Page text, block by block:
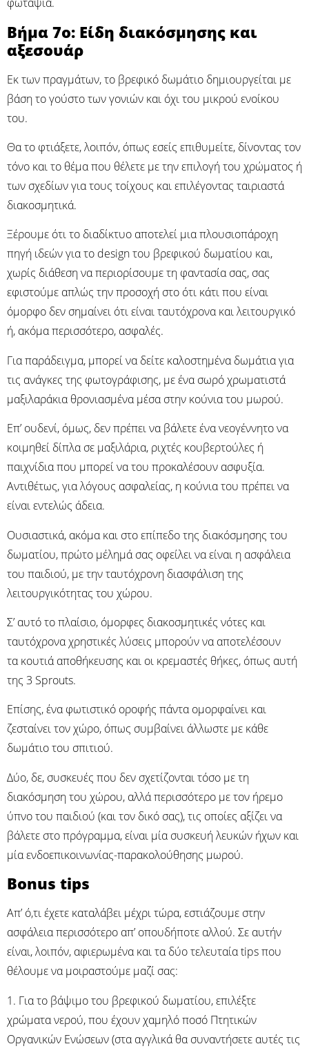
Βήμα 7ο: Είδη διακόσμησης και
αξεσουάρ
Εκ των πραγμάτων, το βρεφικό δωμάτιο δημιουργείται με
βάση το γούστο των γονιών και όχι του μικρού ενοίκου
του.
Θα το φτιάξετε, λοιπόν, όπως εσείς επιθυμείτε, δίνοντας τον
τόνο και το θέμα που θέλετε με την επιλογή του χρώματος ή
των σχεδίων για τους τοίχους και επιλέγοντας ταιριαστά
διακοσμητικά.
Ξέρουμε ότι το διαδίκτυο αποτελεί μια πλουσιοπάροχη
πηγή ιδεών για το design του βρεφικού δωματίου και,
χωρίς διάθεση να περιορίσουμε τη φαντασία σας, σας
εφιστούμε απλώς την προσοχή στο ότι κάτι που είναι
όμορφο δεν σημαίνει ότι είναι ταυτόχρονα και λειτουργικό
ή, ακόμα περισσότερο, ασφαλές.
Για παράδειγμα, μπορεί να δείτε καλοστημένα δωμάτια για
τις ανάγκες της φωτογράφισης, με ένα σωρό χρωματιστά
μαξιλαράκια θρονιασμένα μέσα στην κούνια του μωρού.
Επ’ ουδενί, όμως, δεν πρέπει να βάλετε ένα νεογέννητο να
κοιμηθεί δίπλα σε μαξιλάρια, ριχτές κουβερτούλες ή
παιχνίδια που μπορεί να του προκαλέσουν ασφυξία.
Αντιθέτως, για λόγους ασφαλείας, η κούνια του πρέπει να
είναι εντελώς άδεια.
Ουσιαστικά, ακόμα και στο επίπεδο της διακόσμησης του
δωματίου, πρώτο μέλημά σας οφείλει να είναι η ασφάλεια
του παιδιού, με την ταυτόχρονη διασφάλιση της
λειτουργικότητας του χώρου.
Σ’ αυτό το πλαίσιο, όμορφες διακοσμητικές νότες και
ταυτόχρονα χρηστικές λύσεις μπορούν να αποτελέσουν
τα κουτιά αποθήκευσης και οι κρεμαστές θήκες, όπως αυτή
της 3 Sprouts.
Επίσης, ένα φωτιστικό οροφής πάντα ομορφαίνει και
ζεσταίνει τον χώρο, όπως συμβαίνει άλλωστε με κάθε
δωμάτιο του σπιτιού.
Δύο, δε, συσκευές που δεν σχετίζονται τόσο με τη
διακόσμηση του χώρου, αλλά περισσότερο με τον ήρεμο
ύπνο του παιδιού (και τον δικό σας), τις οποίες αξίζει να
βάλετε στο πρόγραμμα, είναι μία συσκευή λευκών ήχων και
μία ενδοεπικοινωνίας-παρακολούθησης μωρού.
Bonus tips
Απ’ ό,τι έχετε καταλάβει μέχρι τώρα, εστιάζουμε στην
ασφάλεια περισσότερο απ’ οπουδήποτε αλλού. Σε αυτήν
είναι, λοιπόν, αφιερωμένα και τα δύο τελευταία tips που
θέλουμε να μοιραστούμε μαζί σας:
1. Για το βάψιμο του βρεφικού δωματίου, επιλέξτε
χρώματα νερού, που έχουν χαμηλό ποσό Πτητικών
Οργανικών Ενώσεων (στα αγγλικά θα συναντήσετε αυτές τις